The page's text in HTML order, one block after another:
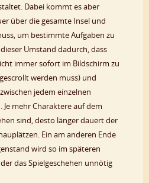
Dabei kommt es aber
über die gesamte Insel und
um bestimmte Aufgaben zu
Umstand dadurch, dass
immer sofort im Bildschirm zu
werden muss) und
jedem einzelnen
mehr Charaktere auf dem
sind, desto länger dauert der
Ein am anderen Ende
wird so im späteren
das Spielgeschehen unnötig